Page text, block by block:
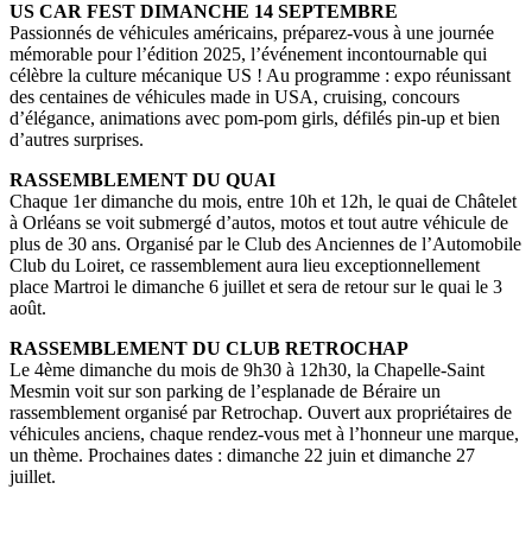
US CAR FEST DIMANCHE 14 SEPTEMBRE
Passionnés de véhicules américains, préparez-vous à une journée
mémorable pour l’édition 2025, l’événement incontournable qui
célèbre la culture mécanique US ! Au programme : expo réunissant
des centaines de véhicules made in USA, cruising, concours
d’élégance, animations avec pom-pom girls, défilés pin-up et bien
d’autres surprises.
RASSEMBLEMENT DU QUAI
Chaque 1er dimanche du mois, entre 10h et 12h, le quai de Châtelet
à Orléans se voit submergé d’autos, motos et tout autre véhicule de
plus de 30 ans. Organisé par le Club des Anciennes de l’Automobile
Club du Loiret, ce rassemblement aura lieu exceptionnellement
place Martroi le dimanche 6 juillet et sera de retour sur le quai le 3
août.
RASSEMBLEMENT DU CLUB RETROCHAP
Le 4ème dimanche du mois de 9h30 à 12h30, la Chapelle-Saint
Mesmin voit sur son parking de l’esplanade de Béraire un
rassemblement organisé par Retrochap. Ouvert aux propriétaires de
véhicules anciens, chaque rendez-vous met à l’honneur une marque,
un thème. Prochaines dates : dimanche 22 juin et dimanche 27
juillet.